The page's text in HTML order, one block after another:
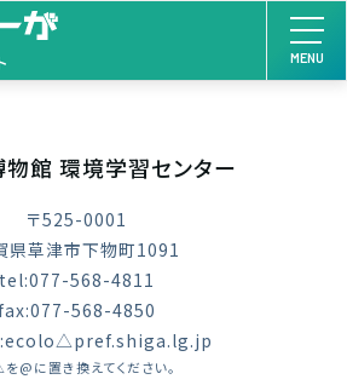
MENU
館 環境学習センター
〒525-0001
県草津市下物町1091
tel:077-568-4811
568-4850
@に置き換えてください。